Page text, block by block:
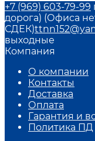
+7 (969) 603-79-99
дорога) (Офиса
СДЕК)
выходные
Компания
О компании
Контакты
Доставка
Оплата
Гарантия и
Политика ПД